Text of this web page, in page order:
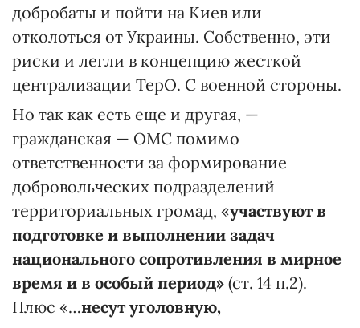
добробаты и пойти на Киев или
отколоться от Украины. Собственно, эти
риски и легли в концепцию жесткой
централизации ТерО. С военной стороны.
Но так как есть еще и другая, —
гражданская — ОМС помимо
ответственности за формирование
добровольческих подразделений
территориальных громад, «участвуют в
подготовке и выполнении задач
национального сопротивления в мирное
время и в особый период» (ст. 14 п.2).
Плюс «…несут уголовную,